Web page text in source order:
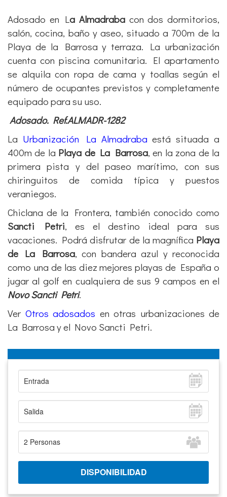
Adosado en La Almadraba con dos dormitorios,
salón, cocina, baño y aseo, situado a 700m de la
Playa de la Barrosa y terraza. La urbanización
cuenta con piscina comunitaria. El apartamento
se alquila con ropa de cama y toallas según el
número de ocupantes previstos y completamente
equipado para su uso.
Adosado. Ref.ALMADR-1282
La Urbanización La Almadraba está situada a
400m de la Playa de La Barrosa, en la zona de la
primera pista y del paseo marítimo, con sus
chiringuitos de comida típica y puestos
veraniegos.
Chiclana de la Frontera, también conocido como
Sancti Petri, es el destino ideal para sus
vacaciones. Podrá disfrutar de la magnífica Playa
de La Barrosa, con bandera azul y reconocida
como una de las diez mejores playas de España o
jugar al golf en cualquiera de sus 9 campos en el
Novo Sancti Petri.
Ver Otros adosados en otras urbanizaciones de
La Barrosa y el Novo Sancti Petri.